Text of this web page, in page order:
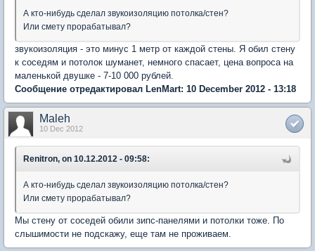
А кто-нибудь сделал звукоизоляцию потолка/стен?
Или смету прорабатывал?
звукоизоляция - это минуc 1 метр от каждой стены. Я обил стену
к соседям и потолок шуманет, немного спасает, цена вопроса на
маленькой двушке - 7-10 000 рублей.
Сообщение отредактировал LenMart: 10 December 2012 - 13:18
Maleh
10 Dec 2012
Renitron, on 10.12.2012 - 09:58:
А кто-нибудь сделал звукоизоляцию потолка/стен?
Или смету прорабатывал?
Мы стену от соседей обили зипс-панелями и потолки тоже. По
слышимости не подскажу, еще там не проживаем.